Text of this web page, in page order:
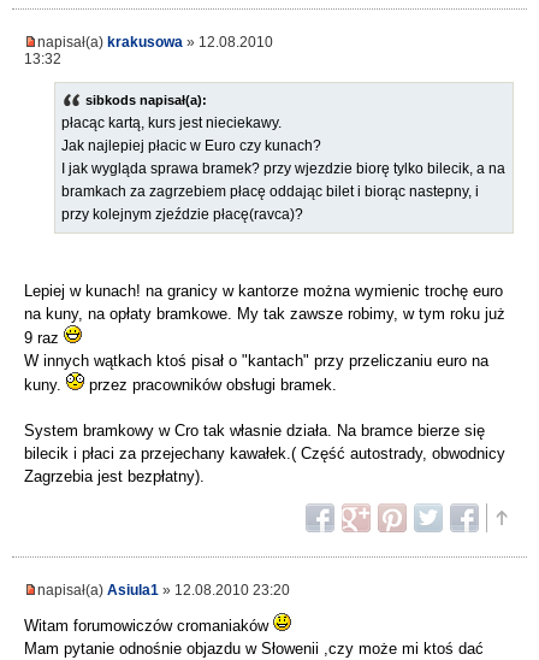
napisał(a) krakusowa » 12.08.2010
13:32
sibkods napisał(a):
płacąc kartą, kurs jest nieciekawy.
Jak najlepiej płacic w Euro czy kunach?
I jak wygląda sprawa bramek? przy wjezdzie biorę tylko bilecik, a na
bramkach za zagrzebiem płacę oddając bilet i biorąc nastepny, i
przy kolejnym zjeździe płacę(ravca)?
Lepiej w kunach! na granicy w kantorze można wymienic trochę euro
na kuny, na opłaty bramkowe. My tak zawsze robimy, w tym roku już
9 raz
W innych wątkach ktoś pisał o "kantach" przy przeliczaniu euro na
kuny.
przez pracowników obsługi bramek.
System bramkowy w Cro tak własnie działa. Na bramce bierze się
bilecik i płaci za przejechany kawałek.( Część autostrady, obwodnicy
Zagrzebia jest bezpłatny).
napisał(a) Asiula1 » 12.08.2010 23:20
Witam forumowiczów cromaniaków
Mam pytanie odnośnie objazdu w Słowenii ,czy może mi ktoś dać